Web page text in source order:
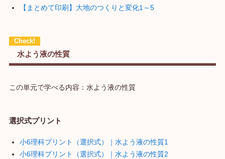
【まとめて印刷】大地のつくりと変化1～5
水よう液の性質
この単元で学べる内容：水よう液の性質
選択式プリント
小6理科プリント（選択式）｜水よう液の性質1
小6理科プリント（選択式）｜水よう液の性質2